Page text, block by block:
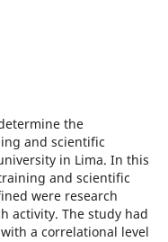
the
and scientific
in Lima. In this
and scientific
were research
activity. The study had
a correlational level